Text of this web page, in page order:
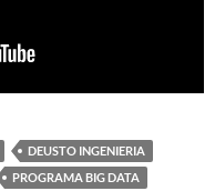
DEUSTO INGENIERIA
PROGRAMA BIG DATA